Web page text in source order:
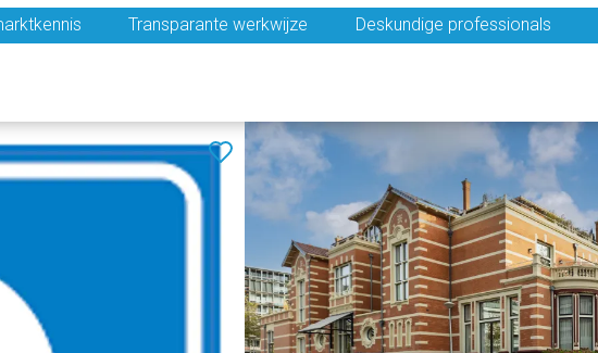
Transparante werkwijze Deskundige professionals